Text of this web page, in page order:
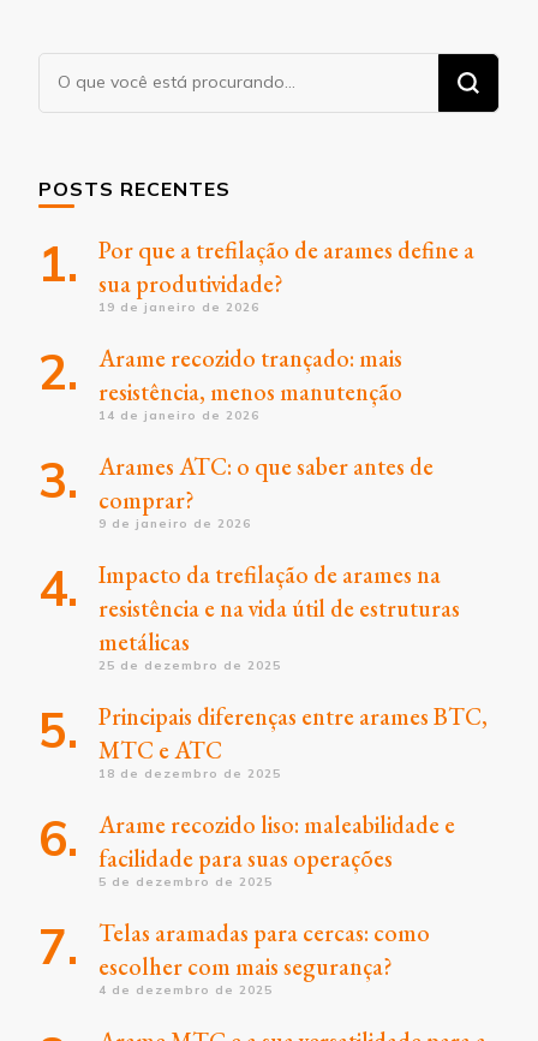
Procurando
algo?
POSTS RECENTES
Por que a trefilação de arames define a
sua produtividade?
19 de janeiro de 2026
Arame recozido trançado: mais
resistência, menos manutenção
14 de janeiro de 2026
Arames ATC: o que saber antes de
comprar?
9 de janeiro de 2026
Impacto da trefilação de arames na
resistência e na vida útil de estruturas
metálicas
25 de dezembro de 2025
Principais diferenças entre arames BTC,
MTC e ATC
18 de dezembro de 2025
Arame recozido liso: maleabilidade e
facilidade para suas operações
5 de dezembro de 2025
Telas aramadas para cercas: como
escolher com mais segurança?
4 de dezembro de 2025